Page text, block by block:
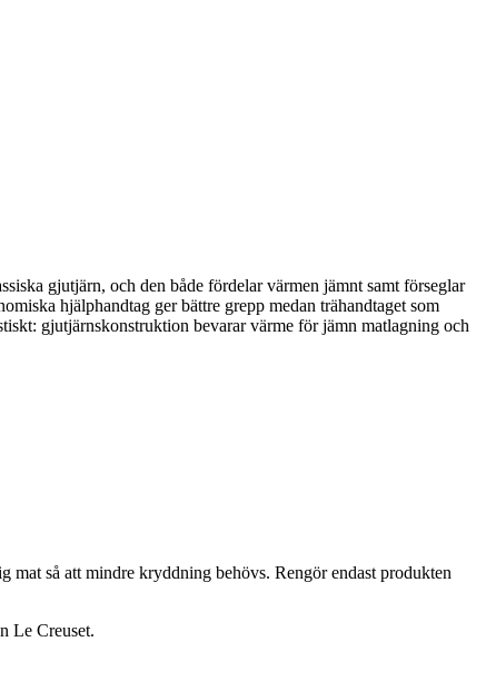
gjutjärn, och den både fördelar värmen jämnt samt förseglar
hjälphandtag ger bättre grepp medan trähandtaget som
gjutjärnskonstruktion bevarar värme för jämn matlagning och
mat så att mindre kryddning behövs. Rengör endast produkten
Le Creuset.